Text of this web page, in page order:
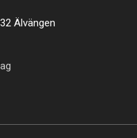
Älvängen